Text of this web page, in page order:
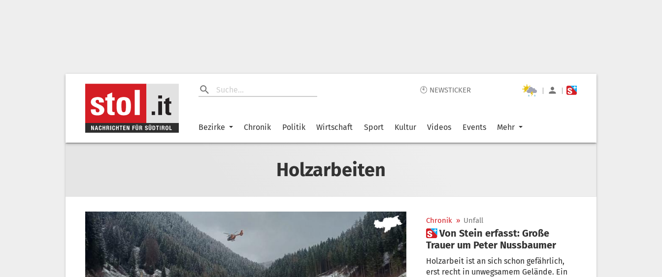
🕙 NEWSTICKER | |
Bezirke Chronik Politik Wirtschaft Sport Kultur Videos Events Mehr
Holzarbeiten
Chronik » Unfall
 Von Stein erfasst: Große
Trauer um Peter Nussbaumer
Holzarbeit ist an sich schon gefährlich,
erst recht in unwegsamem Gelände. Ein